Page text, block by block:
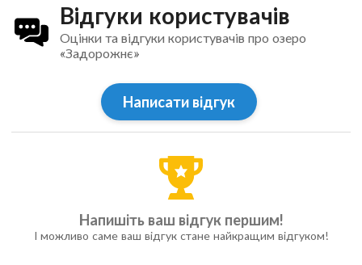
Відгуки користувачів
Оцінки та відгуки користувачів про озеро
«Задорожнє»
Написати відгук
Напишіть ваш відгук першим!
І можливо саме ваш відгук стане найкращим відгуком!